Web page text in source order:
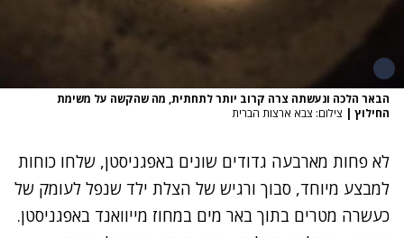
הבאר הלכה ונעשתה צרה קרוב יותר לתחתית, מה שהקשה על משימת
החילוץ | צילום: צבא ארצות הברית
לא פחות מארבעה גדודים שונים באפגניסטן, שלחו כוחות
למבצע מיוחד, סבוך ורגיש של הצלת ילד שנפל לעומק של
כעשרה מטרים בתוך באר מים במחוז מייוואנד באפגניסטן.